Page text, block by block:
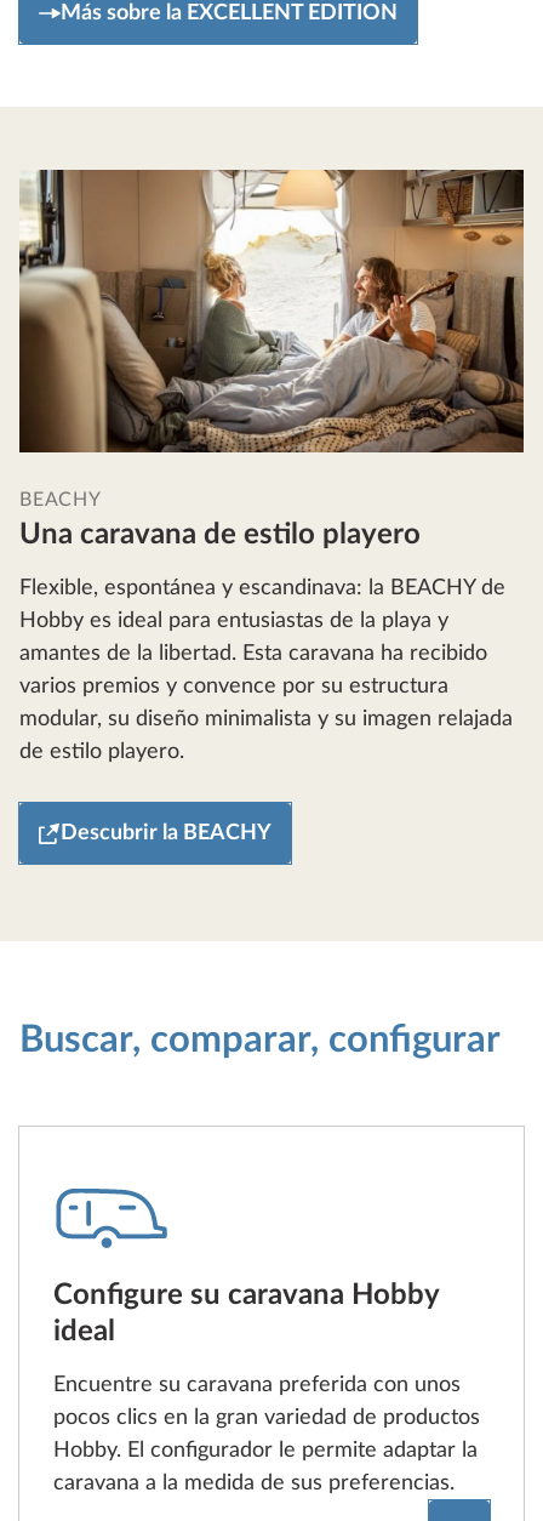
Más sobre la EXCELLENT EDITION
BEACHY
Una caravana de estilo playero
Flexible, espontánea y escandinava: la BEACHY de
Hobby es ideal para entusiastas de la playa y
amantes de la libertad. Esta caravana ha recibido
varios premios y convence por su estructura
modular, su diseño minimalista y su imagen relajada
de estilo playero.
Descubrir la BEACHY
Buscar, comparar, configurar
Configure su caravana Hobby
ideal
Encuentre su caravana preferida con unos
pocos clics en la gran variedad de productos
Hobby. El configurador le permite adaptar la
caravana a la medida de sus preferencias.